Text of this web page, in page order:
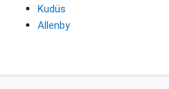
Kudüs
Allenby